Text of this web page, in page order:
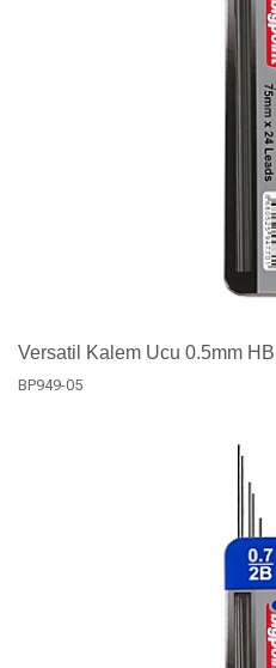
Versatil Kalem Ucu 0.5mm
BP949-05